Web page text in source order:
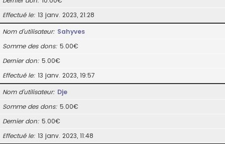
Effectué le 13 janv. 2023, 21:28
Nom d’utilisateur Sahyves
Somme des dons 5.00€
Dernier don 5.00€
Effectué le 13 janv. 2023, 19:57
Nom d’utilisateur Dje
Somme des dons 5.00€
Dernier don 5.00€
Effectué le 13 janv. 2023, 11:48